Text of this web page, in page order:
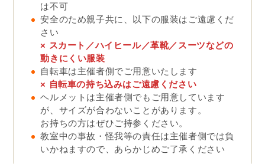
は不可
安全のため親子共に、以下の服装はご遠慮くだ
さい
× スカート／ハイヒール／革靴／スーツなどの
動きにくい服装
自転車は主催者側でご用意いたします
× 自転車の持ち込みはご遠慮ください
ヘルメットは主催者側でもご用意しています
が、サイズが合わないことがあります。
お持ちの方はぜひご持参ください。
教室中の事故・怪我等の責任は主催者側では負
いかねますので、あらかじめご了承ください